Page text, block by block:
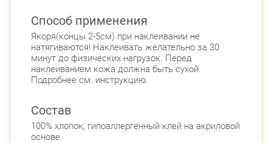
Способ применения
Якоря(концы 2-5см) при наклеивании не
натягиваются! Наклеивать желательно за 30
минут до физических нагрузок. Перед
наклеиванием кожа должна быть сухой.
Подробнее см. инструкцию.
Состав
100% хлопок, гипоаллергенный клей на акриловой
основе.